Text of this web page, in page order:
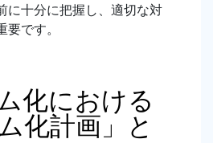
に十分に把握し、適切な対
です。
化における
化計画」と